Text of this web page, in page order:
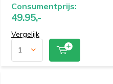
Consumentprijs:
49.95,-
Vergelijk